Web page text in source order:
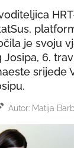
je svoju
6.
srijede
Autor: Matija